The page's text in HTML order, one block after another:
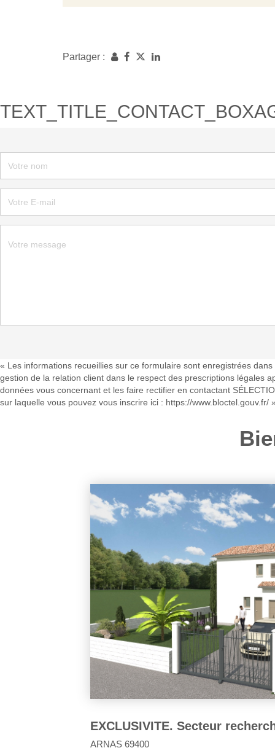
Partager :
« Les informations recueillies sur ce formulaire sont enregistrées
gestion de la relation client dans le respect des prescriptions légales
données vous concernant et les faire rectifier en contactant
sur laquelle vous pouvez vous inscrire ici : https://www.bloctel.gouv.fr/ »
ANSE 69480